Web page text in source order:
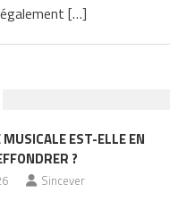
[…]
EST-ELLE EN
?
Sincever